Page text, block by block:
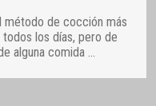
método de cocción más
los días, pero de
alguna comida